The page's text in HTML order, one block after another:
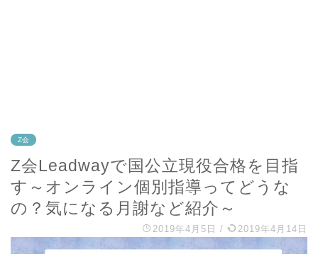
Z会
Z会Leadwayで国公立現役合格を目指
す～オンライン個別指導ってどうな
の？気になる月謝など紹介～
2019年4月5日 / 2019年4月14日